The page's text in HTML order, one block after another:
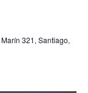
Marín 321, Santiago,